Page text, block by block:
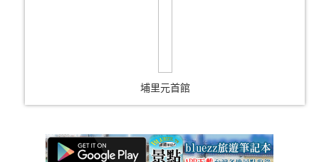
埔里元首館